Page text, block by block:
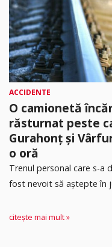
ACCIDENTE
O camionetă
răsturnat peste
Gurahonț și
o oră
Trenul personal care s-a
fost nevoit să aștepte în
citește mai mult »